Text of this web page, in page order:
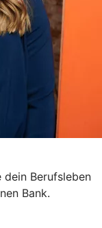
Berufsleben
Bank.